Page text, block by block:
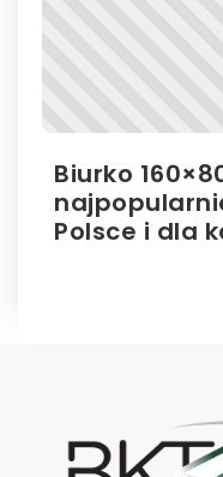
Biurko
Polsce i dla